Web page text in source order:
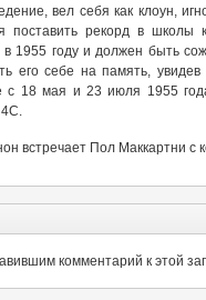
вел себя как клоун,
поставить рекорд в
1955 году и должен быть
его себе на память,
с 18 мая и 23 июля 1955
4С.
встречает Пол Маккартни
комментарий к этой